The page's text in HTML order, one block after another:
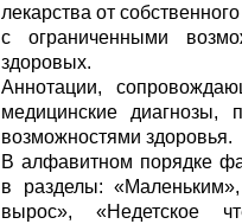
лекарства от
с ограниченными
здоровых.
Аннотации,
медицинские диагнозы,
возможностями здоровья.
В алфавитном порядке
в разделы:
вырос», «Недетское